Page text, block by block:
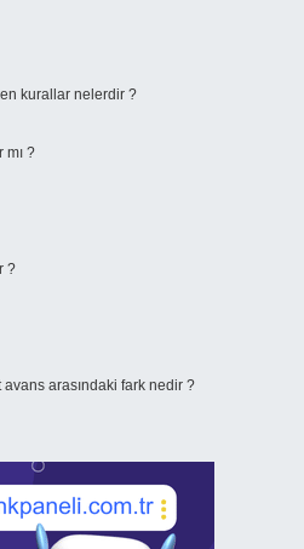
kurallar nelerdir ?
?
?
arasındaki fark nedir ?